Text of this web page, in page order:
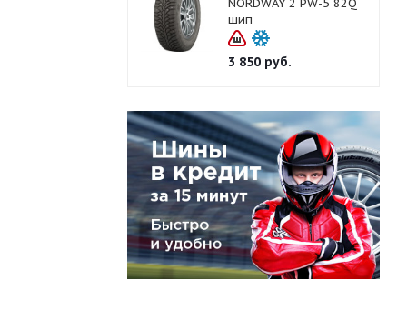
NORDWAY 2 PW-5 82Q
шип
3 850руб.